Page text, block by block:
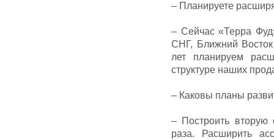
– Планируете
– Сейчас «Терра
СНГ, Ближний
лет планируем
структуре наших
– Каковы планы
– Построить вторую
раза. Расширить